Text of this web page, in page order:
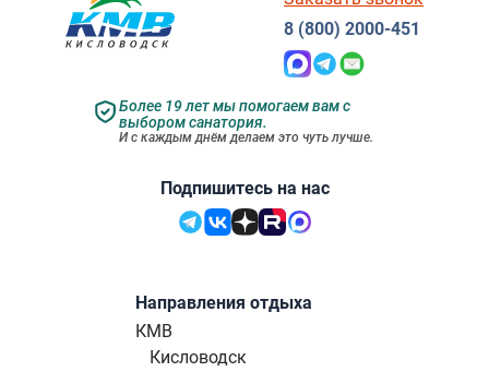
Подпишитесь на нас
Более 19 лет мы помогаем вам с
выбором санатория.
И с каждым днём делаем это чуть лучше.
8 (800) 2000-451
Направления отдыха
КМВ
Кисловодск